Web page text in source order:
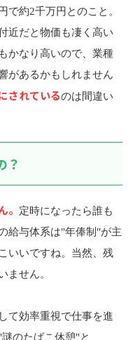
で約2千万円とのこと。
近だと物価も凄く高い
かなり高いので、業種
があるかもしれません
されているのは間違い
？
。
定時になったら誰も
給与体系は"年俸制"が主
いいですね。当然、残
ません。
て効率重視で仕事を進
のたばこ休憩"と